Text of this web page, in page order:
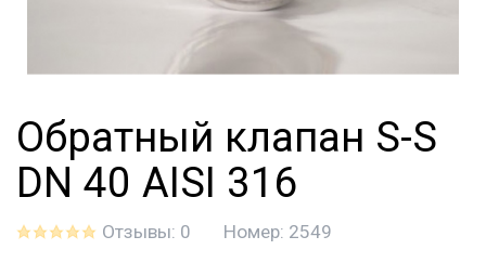
Обратный клапан S-S
DN 40 AISI 316
Отзывы: 0 Номер: 2549